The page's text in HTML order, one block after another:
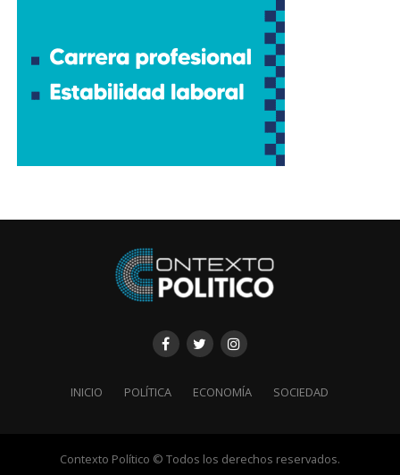
INICIO POLÍTICA ECONOMÍA SOCIEDAD
Contexto Político © Todos los derechos reservados.